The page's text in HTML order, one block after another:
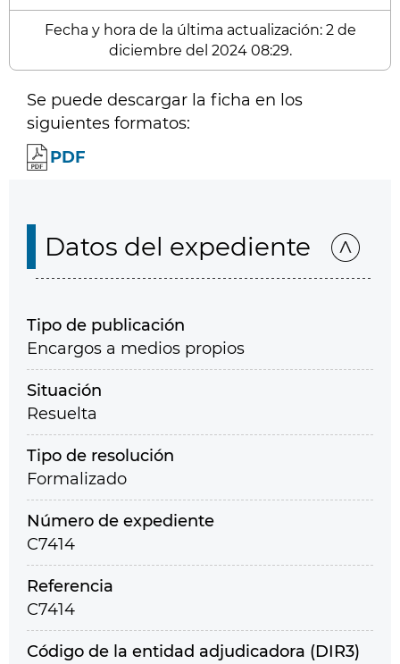
Fecha y hora de la última actualización: 2 de
diciembre del 2024 08:29.
Se puede descargar la ficha en los
siguientes formatos:
PDF
Datos del expediente
Tipo de publicación
Encargos a medios propios
Situación
Resuelta
Tipo de resolución
Formalizado
Número de expediente
C7414
Referencia
C7414
Código de la entidad adjudicadora (DIR3)